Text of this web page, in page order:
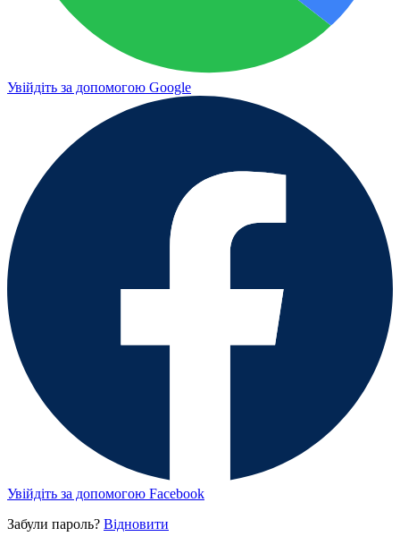
Увійдіть за допомогою Google
Увійдіть за допомогою Facebook
Забули пароль? Відновити